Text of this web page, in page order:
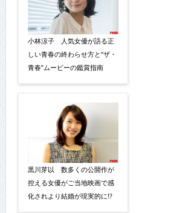
小林涼子 人気女優が語る正
しい青春の終わらせ方と“ザ・
青春”ムービーの鑑賞指南
黒川芽以 数多くの公開作が
控える女優がご当地映画で感
化されより結婚が現実的に!?